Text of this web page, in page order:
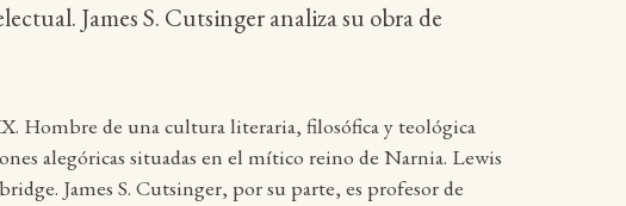
James S. Cutsinger analiza su obra de
Hombre de una cultura literaria, filosófica y teológica
alegóricas situadas en el mítico reino de Narnia. Lewis
James S. Cutsinger, por su parte, es profesor de